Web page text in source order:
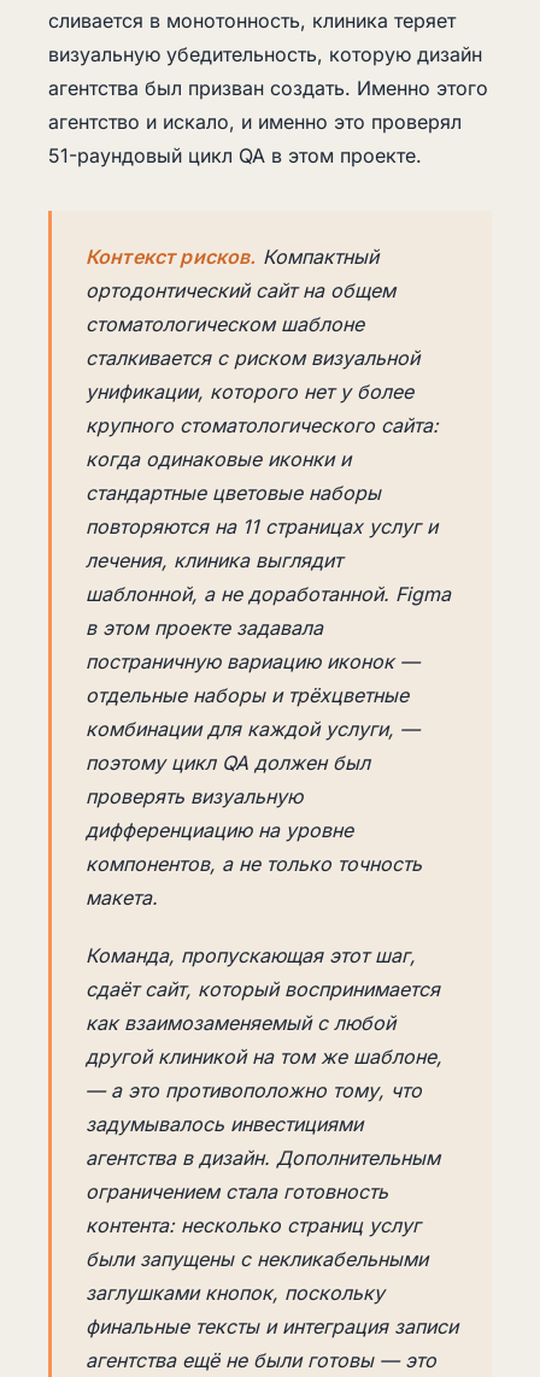
сливается в монотонность, клиника теряет
визуальную убедительность, которую дизайн
агентства был призван создать. Именно этого
агентство и искало, и именно это проверял
51-раундовый цикл QA в этом проекте.
Контекст рисков. Компактный
ортодонтический сайт на общем
стоматологическом шаблоне
сталкивается с риском визуальной
унификации, которого нет у более
крупного стоматологического сайта:
когда одинаковые иконки и
стандартные цветовые наборы
повторяются на 11 страницах услуг и
лечения, клиника выглядит
шаблонной, а не доработанной. Figma
в этом проекте задавала
постраничную вариацию иконок —
отдельные наборы и трёхцветные
комбинации для каждой услуги, —
поэтому цикл QA должен был
проверять визуальную
дифференциацию на уровне
компонентов, а не только точность
макета.
Команда, пропускающая этот шаг,
сдаёт сайт, который воспринимается
как взаимозаменяемый с любой
другой клиникой на том же шаблоне,
— а это противоположно тому, что
задумывалось инвестициями
агентства в дизайн. Дополнительным
ограничением стала готовность
контента: несколько страниц услуг
были запущены с некликабельными
заглушками кнопок, поскольку
финальные тексты и интеграция записи
агентства ещё не были готовы — это